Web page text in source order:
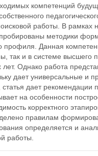
компетенций
работы. В рамках
методики
профиля. Данная
так и в системе высшего
Однако работа
дает универсальные и
дает рекомендации
на особенности
корректного
правилам
определяется и
работы.